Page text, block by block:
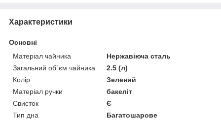
Характеристики
Основні
Матеріал чайника
Нержавіюча сталь
Загальний об`єм чайника
2.5 (л)
Колір
Зелений
Матеріал ручки
бакеліт
Свисток
Є
Тип дна
Багатошарове